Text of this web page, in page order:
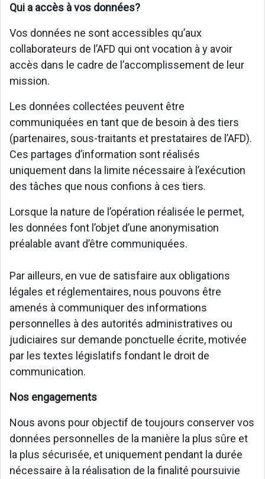
Qui a accès à vos données?
Vos données ne sont accessibles qu’aux
collaborateurs de l’AFD qui ont vocation à y avoir
accès dans le cadre de l’accomplissement de leur
mission.
Les données collectées peuvent être
communiquées en tant que de besoin à des tiers
(partenaires, sous-traitants et prestataires de l’AFD).
Ces partages d’information sont réalisés
uniquement dans la limite nécessaire à l’exécution
des tâches que nous confions à ces tiers.
Lorsque la nature de l’opération réalisée le permet,
les données font l’objet d’une anonymisation
préalable avant d’être communiquées.
Par ailleurs, en vue de satisfaire aux obligations
légales et réglementaires, nous pouvons être
amenés à communiquer des informations
personnelles à des autorités administratives ou
judiciaires sur demande ponctuelle écrite, motivée
par les textes législatifs fondant le droit de
communication.
Nos engagements
Nous avons pour objectif de toujours conserver vos
données personnelles de la manière la plus sûre et
la plus sécurisée, et uniquement pendant la durée
nécessaire à la réalisation de la finalité poursuivie